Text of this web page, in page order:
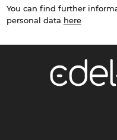
You can find further
personal data here